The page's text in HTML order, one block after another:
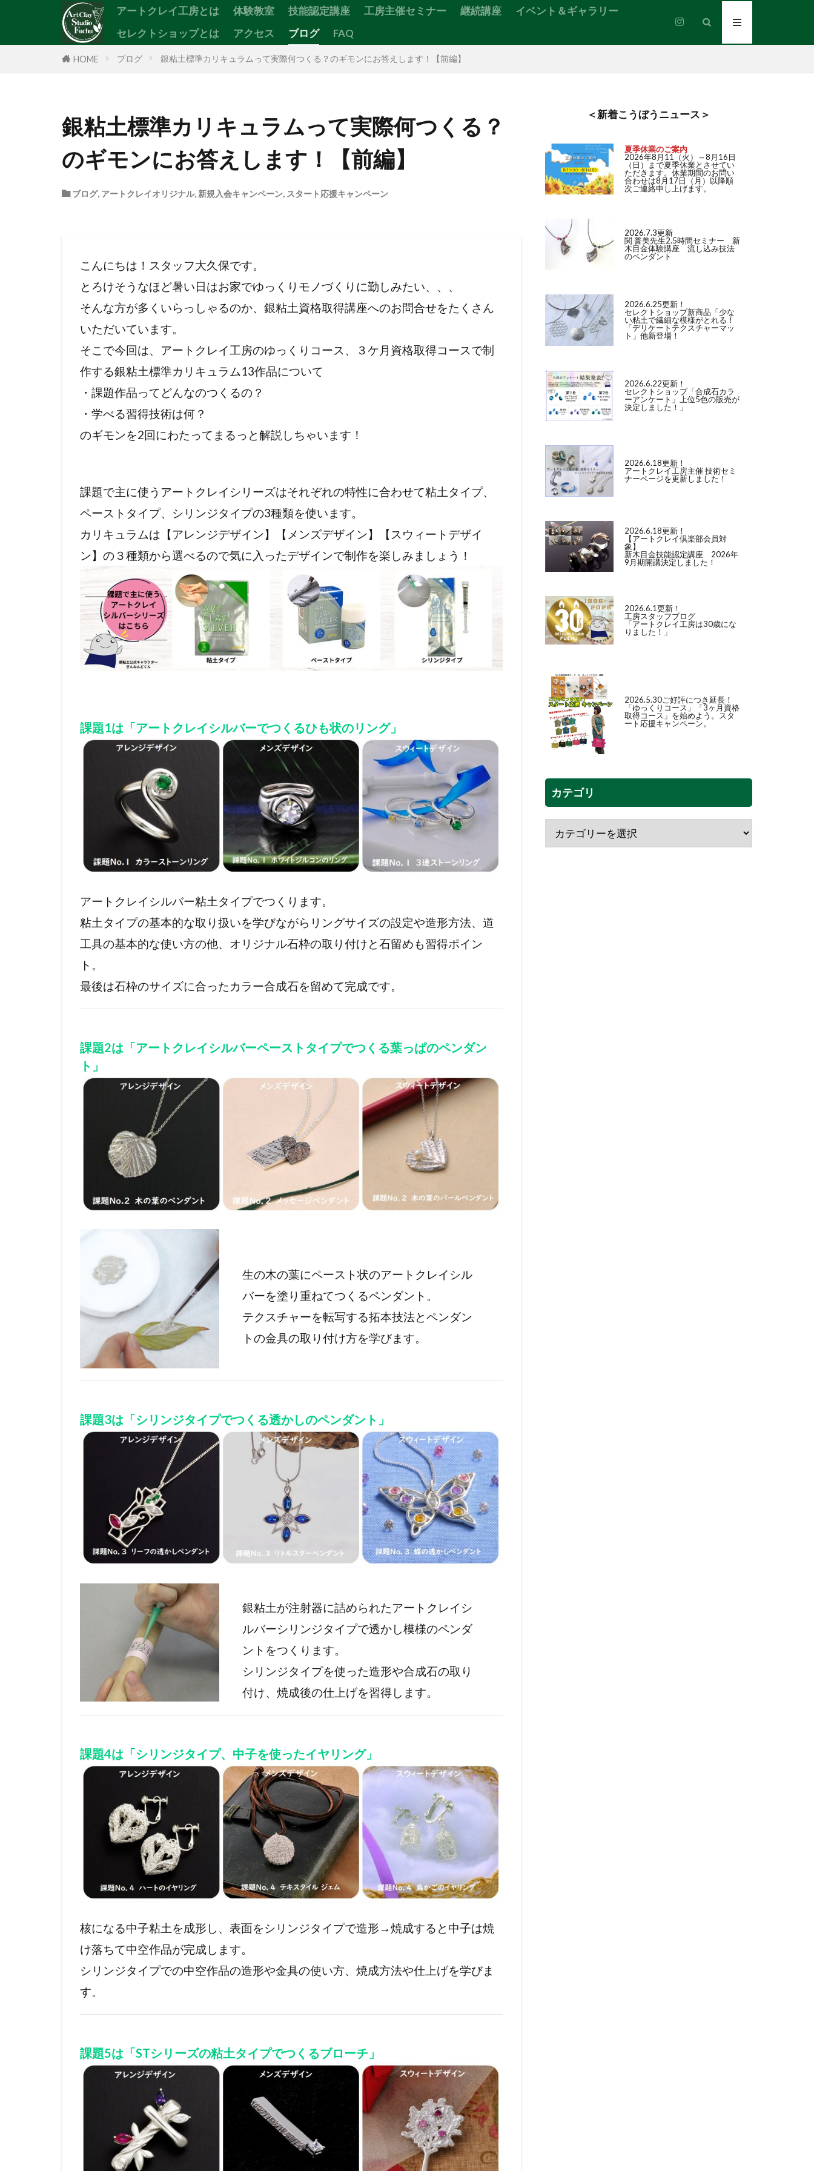
アートクレイ工房とは 体験教室 技能認定講座 工房主催セミナー 継続講座
イベント＆ギャラリー
セレクトショップとは
アクセス ブログ FAQ
HOME ブログ 銀粘土標準カリキュラムって実際何つくる？のギモンにお答えします！【前編】
銀粘土標準カリキュラムって実際何つくる？
のギモンにお答えします！【前編】
ブログ, アートクレイオリジナル, 新規入会キャンペーン, スタート応援キャンペーン
こんにちは！スタッフ大久保です。
とろけそうなほど暑い日はお家でゆっくりモノづくりに勤しみたい、、、
そんな方が多くいらっしゃるのか、銀粘土資格取得講座へのお問合せをたくさん
いただいています。
そこで今回は、アートクレイ工房のゆっくりコース、３ケ月資格取得コースで制
作する銀粘土標準カリキュラム13作品について
・課題作品ってどんなのつくるの？
・学べる習得技術は何？
のギモンを2回にわたってまるっと解説しちゃいます！
課題で主に使うアートクレイシリーズはそれぞれの特性に合わせて粘土タイプ、
ペーストタイプ、シリンジタイプの3種類を使います。
カリキュラムは【アレンジデザイン】【メンズデザイン】【スウィートデザイ
ン】の３種類から選べるので気に入ったデザインで制作を楽しみましょう！
課題1は「アートクレイシルバーでつくるひも状のリング」
アートクレイシルバー粘土タイプでつくります。
粘土タイプの基本的な取り扱いを学びながらリングサイズの設定や造形方法、道
工具の基本的な使い方の他、オリジナル石枠の取り付けと石留めも習得ポイン
ト。
最後は石枠のサイズに合ったカラー合成石を留めて完成です。
課題2は「アートクレイシルバーペーストタイプでつくる葉っぱのペンダン
ト」
生の木の葉にペースト状のアートクレイシル
バーを塗り重ねてつくるペンダント。
テクスチャーを転写する拓本技法とペンダン
トの金具の取り付け方を学びます。
課題3は「シリンジタイプでつくる透かしのペンダント」
銀粘土が注射器に詰められたアートクレイシ
ルバーシリンジタイプで透かし模様のペンダ
ントをつくります。
シリンジタイプを使った造形や合成石の取り
付け、焼成後の仕上げを習得します。
課題4は「シリンジタイプ、中子を使ったイヤリング」
核になる中子粘土を成形し、表面をシリンジタイプで造形→焼成すると中子は焼
け落ちて中空作品が完成します。
シリンジタイプでの中空作品の造形や金具の使い方、焼成方法や仕上げを学びま
す。
課題5は「STシリーズの粘土タイプでつくるブローチ」
＜新着こうぼうニュース＞
夏季休業のご案内
2026年8月11（火）～8月16日
（日）まで夏季休業とさせてい
ただきます。休業期間のお問い
合わせは8月17日（月）以降順
次ご連絡申し上げます。
2026.7.3更新
関 普美先生2.5時間セミナー 新
木目金体験講座 流し込み技法
のペンダント
2026.6.25更新！
セレクトショップ新商品「少な
い粘土で繊細な模様がとれる！
「デリケートテクスチャーマッ
ト」他新登場！
2026.6.22更新！
セレクトショップ「合成石カラ
ーアンケート」上位5色の販売が
決定しました！」
2026.6.18更新！
アートクレイ工房主催 技術セミ
ナーページを更新しました！
2026.6.18更新！
【アートクレイ倶楽部会員対
象】
新木目金技能認定講座 2026年
9月期開講決定しました！
2026.6.1更新！
工房スタッフブログ
「アートクレイ工房は30歳にな
りました！」
2026.5.30ご好評につき延長！
「ゆっくりコース 」「3ヶ月資格
取得コース 」を始めよう。スタ
ート応援キャンペーン。
カテゴリ
カテゴリー
検索